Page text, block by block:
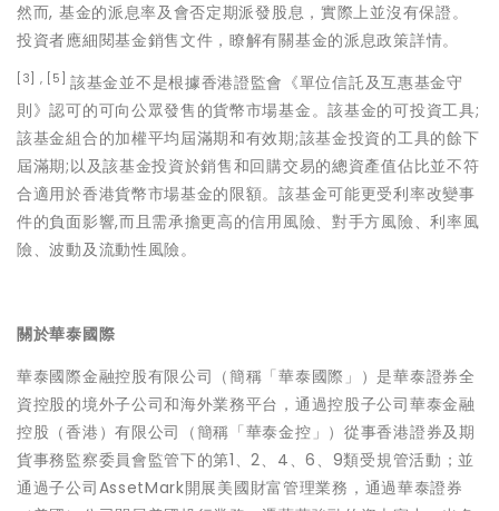
然而, 基金的派息率及會否定期派發股息，實際上並沒有保證。
投資者應細閱基金銷售文件，瞭解有關基金的派息政策詳情。
[3] , [5] 該基金並不是根據香港證監會《單位信託及互惠基金守
則》認可的可向公眾發售的貨幣市場基金。該基金的可投資工具;
該基金組合的加權平均屆滿期和有效期;該基金投資的工具的餘下
屆滿期;以及該基金投資於銷售和回購交易的總資產值佔比並不符
合適用於香港貨幣市場基金的限額。該基金可能更受利率改變事
件的負面影響,而且需承擔更高的信用風險、對手方風險、利率風
險、波動及流動性風險。
關於華泰國際
華泰國際金融控股有限公司（簡稱「華泰國際」）是華泰證券全
資控股的境外子公司和海外業務平台，通過控股子公司華泰金融
控股（香港）有限公司（簡稱「華泰金控」）從事香港證券及期
貨事務監察委員會監管下的第1、2、4、6、9類受規管活動；並
通過子公司AssetMark開展美國財富管理業務，通過華泰證券